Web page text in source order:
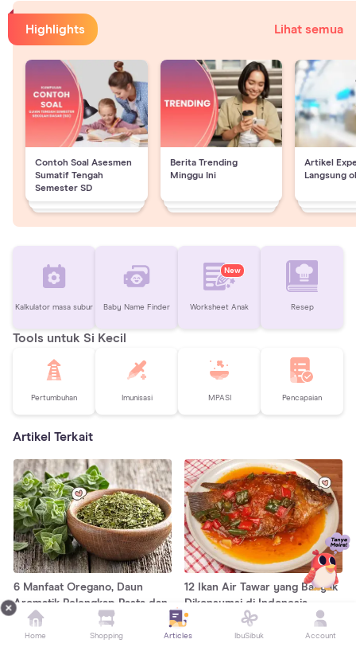
Highlights Lihat semua
Contoh Soal Asesmen
Sumatif Tengah
Semester SD
Berita Trending
Minggu Ini
Artikel
Langsung
Kalkulator masa subur Baby Name Finder
New
Worksheet Anak Resep
Tools untuk Si Kecil
Pertumbuhan Imunisasi MPASI Pencapaian
Artikel Terkait
6 Manfaat Oregano, Daun
Aromatik Pelengkap Pasta dan
Piza
12 Ikan Air Tawar yang Banyak
Dikonsumsi di Indonesia
Home Shopping Articles IbuSibuk Account